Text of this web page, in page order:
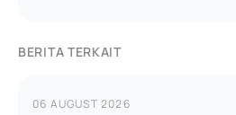
BERITA TERKAIT
06 AUGUST 2026